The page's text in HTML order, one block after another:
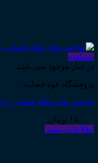
مشاهده
در انبار موجود نمی باشد
پژوهشگاه قوه قضاییه
شاخص های نظام قضایی
۱۵,۰۰۰ تومان
اطلاعات بیشتر